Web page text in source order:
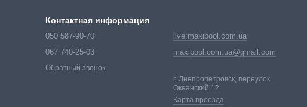
Контактная информация
050 587-90-70
067 740-25-03
Обратный звонок
live:maxipool.com.ua
maxipool.com.ua@gmail.com
г. Днепропетровск, переулок
Океанский 12
Карта проезда